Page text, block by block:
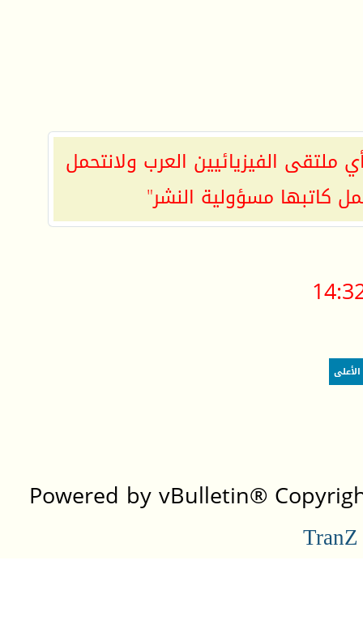
ملتقى الفيزيائيين العرب ولانتحمل
كاتبها مسؤولية النشر"
الأعلى
Powered by vBulletin®